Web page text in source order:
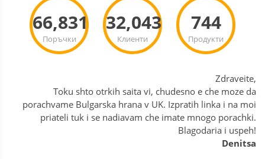
Поръчки
66,831
Клиенти
32,043
Продукти
744
Zdraveite,
Toku shto otrkih saita vi, chudesno e che moze da
porachvame Bulgarska hrana v UK. Izpratih linka i na moi
priateli tuk i se nadiavam che imate mnogo porachki.
Blagodaria i uspeh!
Denitsa